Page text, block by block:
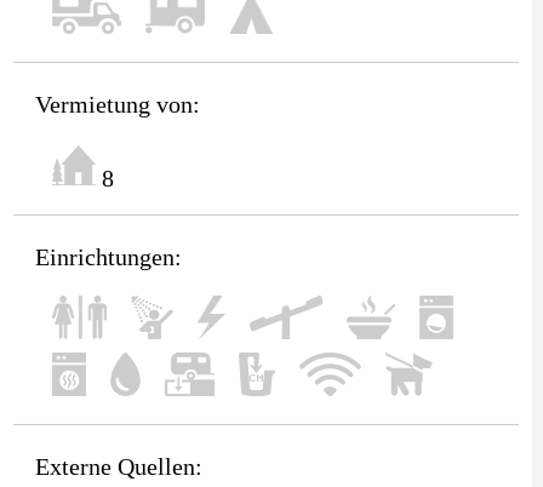
Vermietung von:
8
Einrichtungen:
Externe Quellen: